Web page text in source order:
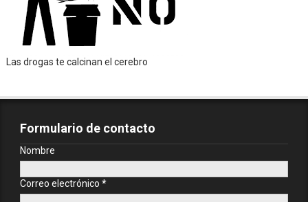
Las drogas te calcinan el cerebro
Formulario de contacto
Nombre
Correo electrónico *